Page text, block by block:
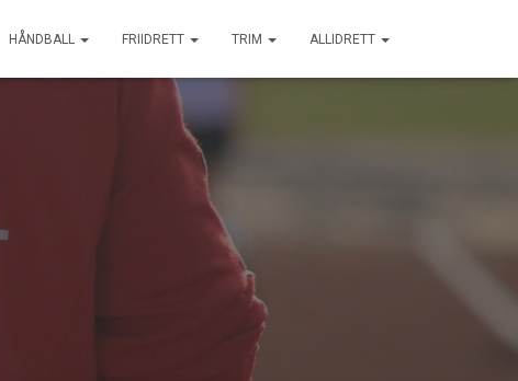
HÅNDBALL FRIIDRETT TRIM ALLIDRETT